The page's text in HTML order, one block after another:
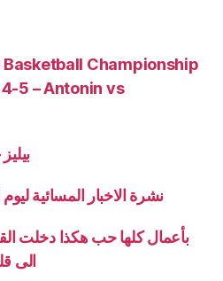
Championship
5 – Antonin vs
Minal – 11/06/2025 – بيليز
نشرة الاخبار المسائية ليوم الاربعاء 11
بأعمال كلها حب هكذا دخلت
الى